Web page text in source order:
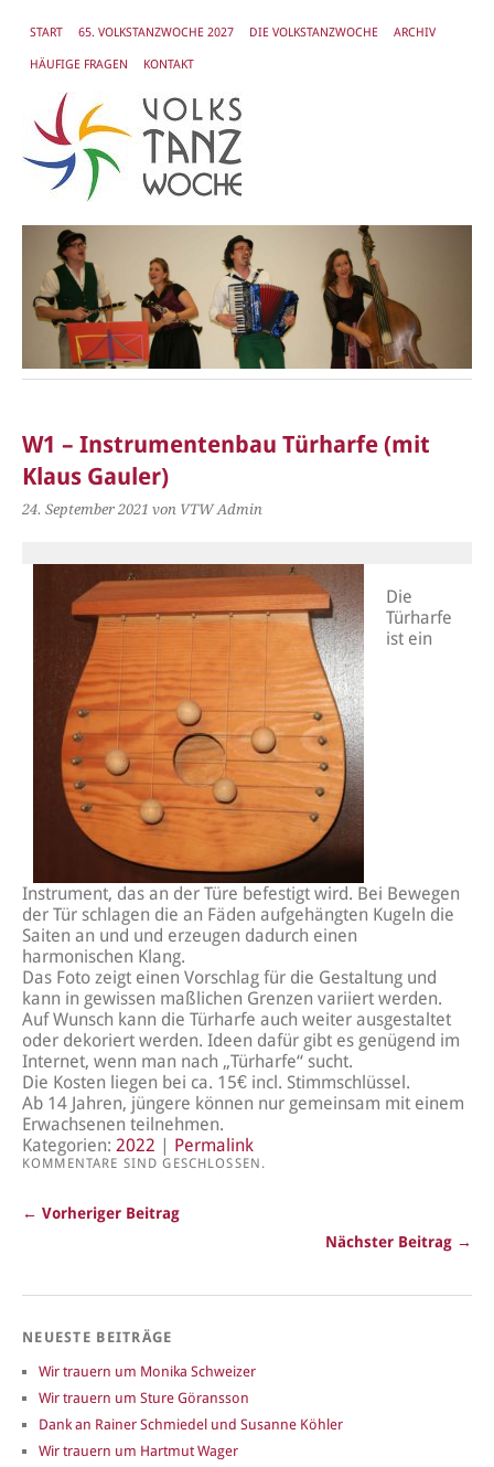
START 65. VOLKSTANZWOCHE 2027 DIE VOLKSTANZWOCHE ARCHIV
HÄUFIGE FRAGEN KONTAKT
W1 – Instrumentenbau Türharfe (mit
Klaus Gauler)
24. September 2021 von VTW Admin
Die
Türharfe
ist ein
Instrument, das an der Türe befestigt wird. Bei Bewegen
der Tür schlagen die an Fäden aufgehängten Kugeln die
Saiten an und und erzeugen dadurch einen
harmonischen Klang.
Das Foto zeigt einen Vorschlag für die Gestaltung und
kann in gewissen maßlichen Grenzen variiert werden.
Auf Wunsch kann die Türharfe auch weiter ausgestaltet
oder dekoriert werden. Ideen dafür gibt es genügend im
Internet, wenn man nach „Türharfe“ sucht.
Die Kosten liegen bei ca. 15€ incl. Stimmschlüssel.
Ab 14 Jahren, jüngere können nur gemeinsam mit einem
Erwachsenen teilnehmen.
Kategorien: 2022 | Permalink
KOMMENTARE SIND GESCHLOSSEN.
← Vorheriger Beitrag
Nächster Beitrag →
NEUESTE BEITRÄGE
Wir trauern um Monika Schweizer
Wir trauern um Sture Göransson
Dank an Rainer Schmiedel und Susanne Köhler
Wir trauern um Hartmut Wager